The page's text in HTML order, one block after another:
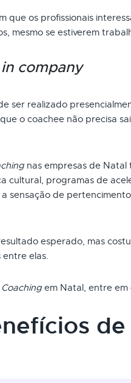
que os profissionais
mesmo se estiverem
in company
ser realizado
o coachee não precisa
nas empresas de
cultural, programas de
sensação de
esperado, mas
entre elas.
Coaching em Natal, entre